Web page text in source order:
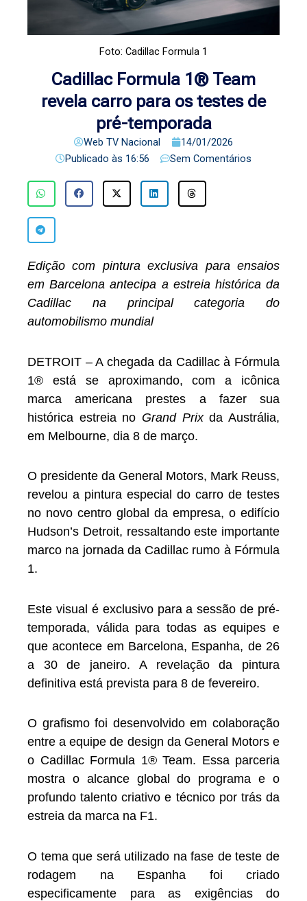
Foto: Cadillac Formula 1
Cadillac Formula 1® Team
revela carro para os testes de
pré-temporada
Web TV Nacional
14/01/2026
Publicado às 16:56 Sem Comentários
Edição com pintura exclusiva para ensaios
em Barcelona antecipa a estreia histórica da
Cadillac na principal categoria do
automobilismo mundial
DETROIT – A chegada da Cadillac à Fórmula
1® está se aproximando, com a icônica
marca americana prestes a fazer sua
histórica estreia no Grand Prixda Austrália,
em Melbourne, dia 8 de março.
O presidente da General Motors, Mark Reuss,
revelou a pintura especial do carro de testes
no novo centro global da empresa, o edifício
Hudson’s Detroit, ressaltando este importante
marco na jornada da Cadillac rumo à Fórmula
1.
Este visual é exclusivo para a sessão de pré-
temporada, válida para todas as equipes e
que acontece em Barcelona, Espanha, de 26
a 30 de janeiro. A revelação da pintura
definitiva está prevista para 8 de fevereiro.
O grafismo foi desenvolvido em colaboração
entre a equipe de design da General Motors e
o Cadillac Formula 1® Team. Essa parceria
mostra o alcance global do programa e o
profundo talento criativo e técnico por trás da
estreia da marca na F1.
O tema que será utilizado na fase de teste de
rodagem na Espanha foi criado
especificamente para as exigências do